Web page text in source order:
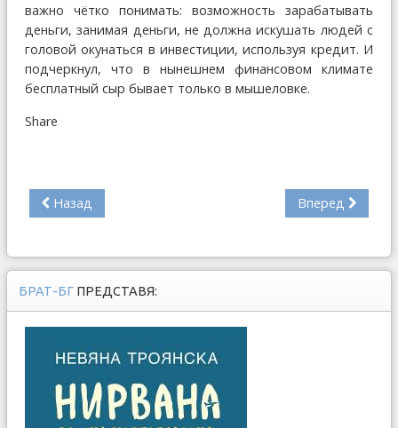
важно чётко понимать: возможность зарабатывать
деньги, занимая деньги, не должна искушать людей с
головой окунаться в инвестиции, используя кредит. И
подчеркнул, что в нынешнем финансовом климате
бесплатный сыр бывает только в мышеловке.
Share
Назад Вперед
БРАТ-БГ ПРЕДСТАВЯ: